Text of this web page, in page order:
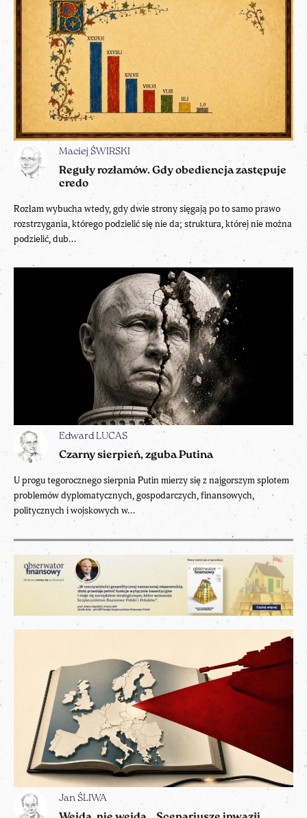
Maciej ŚWIRSKI
Reguły rozłamów. Gdy obediencja zastępuje
credo
Rozłam wybucha wtedy, gdy dwie strony sięgają po to samo prawo
rozstrzygania, którego podzielić się nie da; struktura, której nie można
podzielić, dub...
Edward LUCAS
Czarny sierpień, zguba Putina
U progu tegorocznego sierpnia Putin mierzy się z najgorszym splotem
problemów dyplomatycznych, gospodarczych, finansowych,
politycznych i wojskowych w...
Jan ŚLIWA